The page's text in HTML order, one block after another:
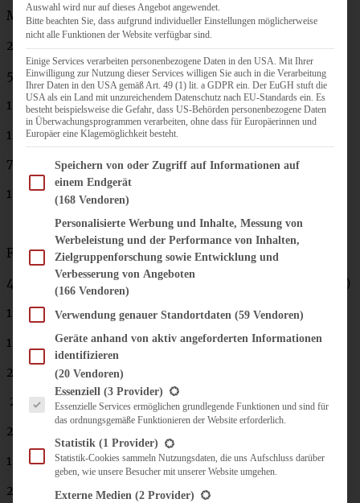
Mürbteig:
200 g Mehl
50 g gemahlene Mandeln
125 g Butter
1 Ei
75 g Zucker
1 Prise Salz
Füllung:
400 – 500 g Äpfel (je nach Größe und Tiefe der Backform)
1 EL Vanille-Paste (oder das Mark einer Vanilleschote)
100 g Zucker
200 g Schmand
200 ml Sahne
2 EL Speisestärke
1 EL Schale einer Bio-Zitrone
2 Eier
Auswahl wird nur auf dieses Angebot angewendet.
Bitte beachten Sie, dass aufgrund individueller Einstellungen möglicherweise
nicht alle Funktionen der Website verfügbar sind.
Einige Services verarbeiten personenbezogene Daten in den USA. Mit Ihrer
Einwilligung zur Nutzung dieser Services willigen Sie auch in die Verarbeitung
Ihrer Daten in den USA gemäß Art. 49 (1) lit. a GDPR ein. Der EuGH stuft die
USA als ein Land mit unzureichendem Datenschutz nach EU-Standards ein. Es
besteht beispielsweise die Gefahr, dass US-Behörden personenbezogene Daten
in Überwachungsprogrammen verarbeiten, ohne dass für Europäerinnen und
Europäer eine Klagemöglichkeit besteht.
Im Folgenden finden Sie eine Liste der Zwecke des IAB Transparency and Consent
Speichern von oder Zugriff auf Informationen auf
einem Endgerät
(168 Vendoren)
Personalisierte Werbung und Inhalte, Messung von
Werbeleistung und der Performance von Inhalten,
Zielgruppenforschung sowie Entwicklung und
Verbesserung von Angeboten
(166 Vendoren)
Verwendung genauer Standortdaten (59 Vendoren)
Geräte anhand von aktiv angeforderten Informationen
identifizieren
(20 Vendoren)
Es folgt eine Liste der Service-Gruppen, für die eine Einwilligung erteilt werden
Essenziell (3 Provider)
Essenzielle Services ermöglichen grundlegende Funktionen und sind für
das ordnungsgemäße Funktionieren der Website erforderlich.
Statistik (1 Provider)
Statistik-Cookies sammeln Nutzungsdaten, die uns Aufschluss darüber
geben, wie unsere Besucher mit unserer Website umgehen.
Externe Medien (2 Provider)